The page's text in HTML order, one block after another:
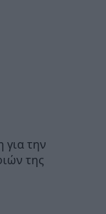
την
της